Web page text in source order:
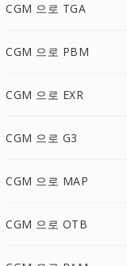
CGM 으로 TGA
CGM 으로 PBM
CGM 으로 EXR
CGM 으로 G3
CGM 으로 MAP
CGM 으로 OTB